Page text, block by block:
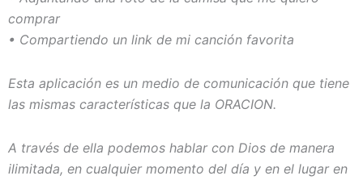
comprar
• Compartiendo un link de mi canción favorita
Esta aplicación es un medio de comunicación que tiene
las mismas características que la ORACION.
A través de ella podemos hablar con Dios de manera
ilimitada, en cualquier momento del día y en el lugar en